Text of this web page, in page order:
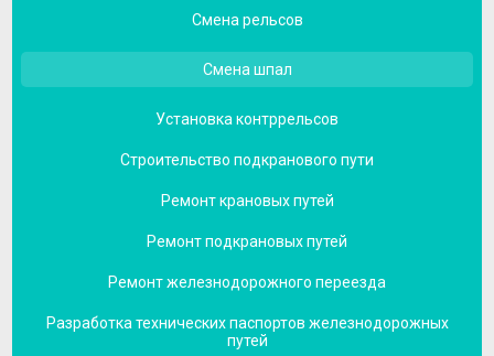
Смена рельсов
Смена шпал
Установка контррельсов
Строительство подкранового пути
Ремонт крановых путей
Ремонт подкрановых путей
Ремонт железнодорожного переезда
Разработка технических паспортов железнодорожных
путей